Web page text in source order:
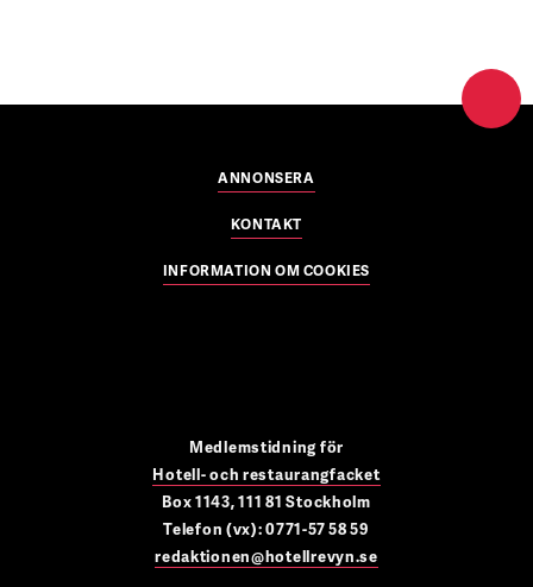
ANNONSERA
KONTAKT
INFORMATION OM COOKIES
Medlemstidning för
Hotell- och restaurangfacket
Box 1143, 111 81 Stockholm
Telefon (vx): 0771-57 58 59
redaktionen@hotellrevyn.se